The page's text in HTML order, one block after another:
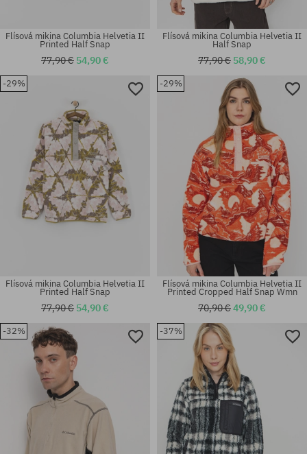
Dostupné veľkosti:
Dostupné veľkosti:
Dostupné veľkosti:
M; L; XL
Flísová mikina Columbia Helvetia II
Printed Half Snap
77,90 € 54,90 €
Dostupné veľkosti:
Flísová mikina Columbia Helvetia II
Half Snap
77,90 € 58,90 €
-29%
Flísová mikina Columbia Helvetia II
Printed Half Snap
77,90 € 54,90 €
-29%
Flísová mikina Columbia Helvetia II
Printed Cropped Half Snap Wmn
70,90 €49,90 €
-32% -37%